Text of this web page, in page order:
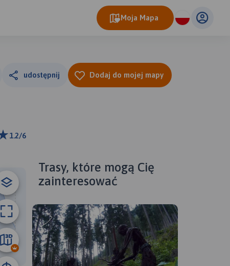
Moja Mapa
udostępnij Dodaj do mojej mapy
1.2/6
12 km
Trasy, które mogą Cię
zainteresować